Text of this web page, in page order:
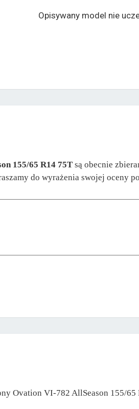
Opisywany model nie
155/65 R14 75T są obecnie
do wyrażenia swojej oceny
Ovation VI-782 AllSeason 155/65